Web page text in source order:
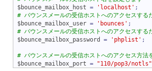
$bounce_mailbox_host = 'localhost' ;
$bounce_mailbox_user = 'bounces' ;
$bounce_mailbox_password = 'phplist' ;
$bounce_mailbox_port = "110/pop3/notls"